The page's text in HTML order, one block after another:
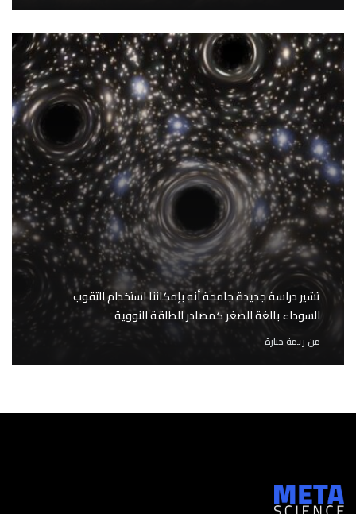
تشير دراسة جديدة جامحة أنه بإمكاننا استخدام الثقوب
السوداء بالغة الصغر كمصادر للطاقة النووية
من ريمة جبارة